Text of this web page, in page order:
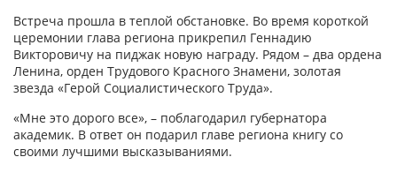
Встреча прошла в теплой обстановке. Во время короткой
церемонии глава региона прикрепил Геннадию
Викторовичу на пиджак новую награду. Рядом – два ордена
Ленина, орден Трудового Красного Знамени, золотая
звезда «Герой Социалистического Труда».
«Мне это дорого все», – поблагодарил губернатора
академик. В ответ он подарил главе региона книгу со
своими лучшими высказываниями.